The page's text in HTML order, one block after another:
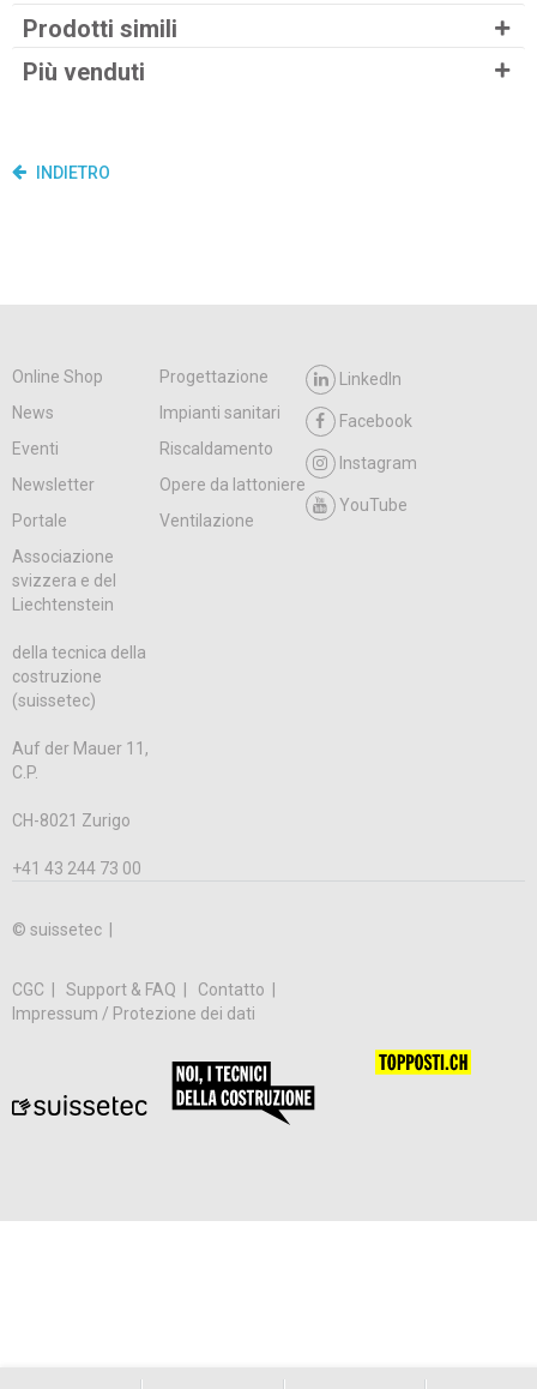
Prodotti simili
Più venduti
INDIETRO
Online Shop
Progettazione
News
Impianti sanitari
Eventi
Riscaldamento
Newsletter
Opere da lattoniere
Portale
Ventilazione
LinkedIn
Facebook
Instagram
YouTube
Associazione
svizzera e del
Liechtenstein
della tecnica della
costruzione
(suissetec)
Auf der Mauer 11,
C.P.
CH-8021 Zurigo
+41 43 244 73 00
© suissetec |
CGC Support & FAQ
Contatto
Impressum / Protezione dei dati